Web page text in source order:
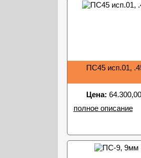
ПС45 исп.01,
Цена:
полное описание